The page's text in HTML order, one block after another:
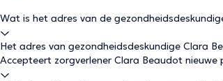
Wat is het adres van de
Het adres van gezondheidsdeskundige Clara
Accepteert zorgverlener Clara Beaudot nieuwe